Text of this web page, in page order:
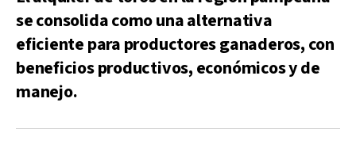
se consolida como una alternativa
eficiente para productores ganaderos, con
beneficios productivos, económicos y de
manejo.